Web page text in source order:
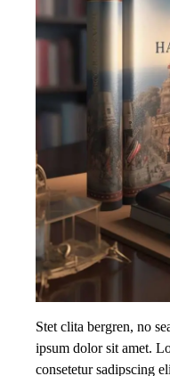
Stet clita bergren, no
ipsum dolor sit amet.
consetetur sadipscing